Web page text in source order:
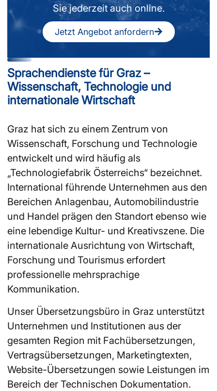
Sie jederzeit auch online.
Jetzt Angebot anfordern
Sprachendienste für Graz –
Wissenschaft, Technologie und
internationale Wirtschaft
Graz hat sich zu einem Zentrum von
Wissenschaft, Forschung und Technologie
entwickelt und wird häufig als
„Technologiefabrik Österreichs“ bezeichnet.
International führende Unternehmen aus den
Bereichen Anlagenbau, Automobilindustrie
und Handel prägen den Standort ebenso wie
eine lebendige Kultur- und Kreativszene. Die
internationale Ausrichtung von Wirtschaft,
Forschung und Tourismus erfordert
professionelle mehrsprachige
Kommunikation.
Unser Übersetzungsbüro in Graz unterstützt
Unternehmen und Institutionen aus der
gesamten Region mit Fachübersetzungen,
Vertragsübersetzungen, Marketingtexten,
Website-Übersetzungen sowie Leistungen im
Bereich der Technischen Dokumentation.